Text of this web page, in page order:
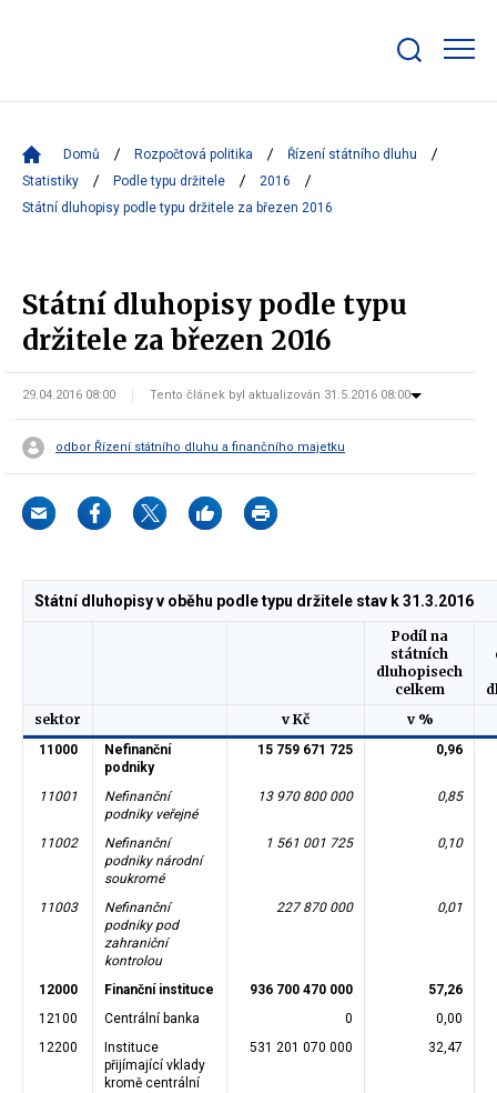
bar
Domů Rozpočtová politika
Řízení státního dluhu
Statistiky
Podle typu držitele
2016
Státní dluhopisy podle typu držitele za březen 2016
Státní dluhopisy podle typu
držitele za březen 2016
29.04.2016 08:00 Tento článek byl aktualizován 31.5.2016 08:00
odbor Řízení státního dluhu a finančního majetku
Podíl na
státních
dluhopisech
celkem
sektor
v Kč v %
Státní dluhopisy v oběhu podle typu držitele stav k 31.3.2016
11000
Nefinanční
podniky
15 759 671 725 0,96
11001
Nefinanční
podniky veřejné
13 970 800 000 0,85
11002
Nefinanční
podniky národní
soukromé
1 561 001 725 0,10
11003
Nefinanční
podniky pod
zahraniční
kontrolou
227 870 000 0,01
12000 Finanční instituce 936 700 470 000
57,26
12100
Centrální banka 0
0,00
12200
Instituce
přijímající vklady
kromě centrální
531 201 070 000 32,47